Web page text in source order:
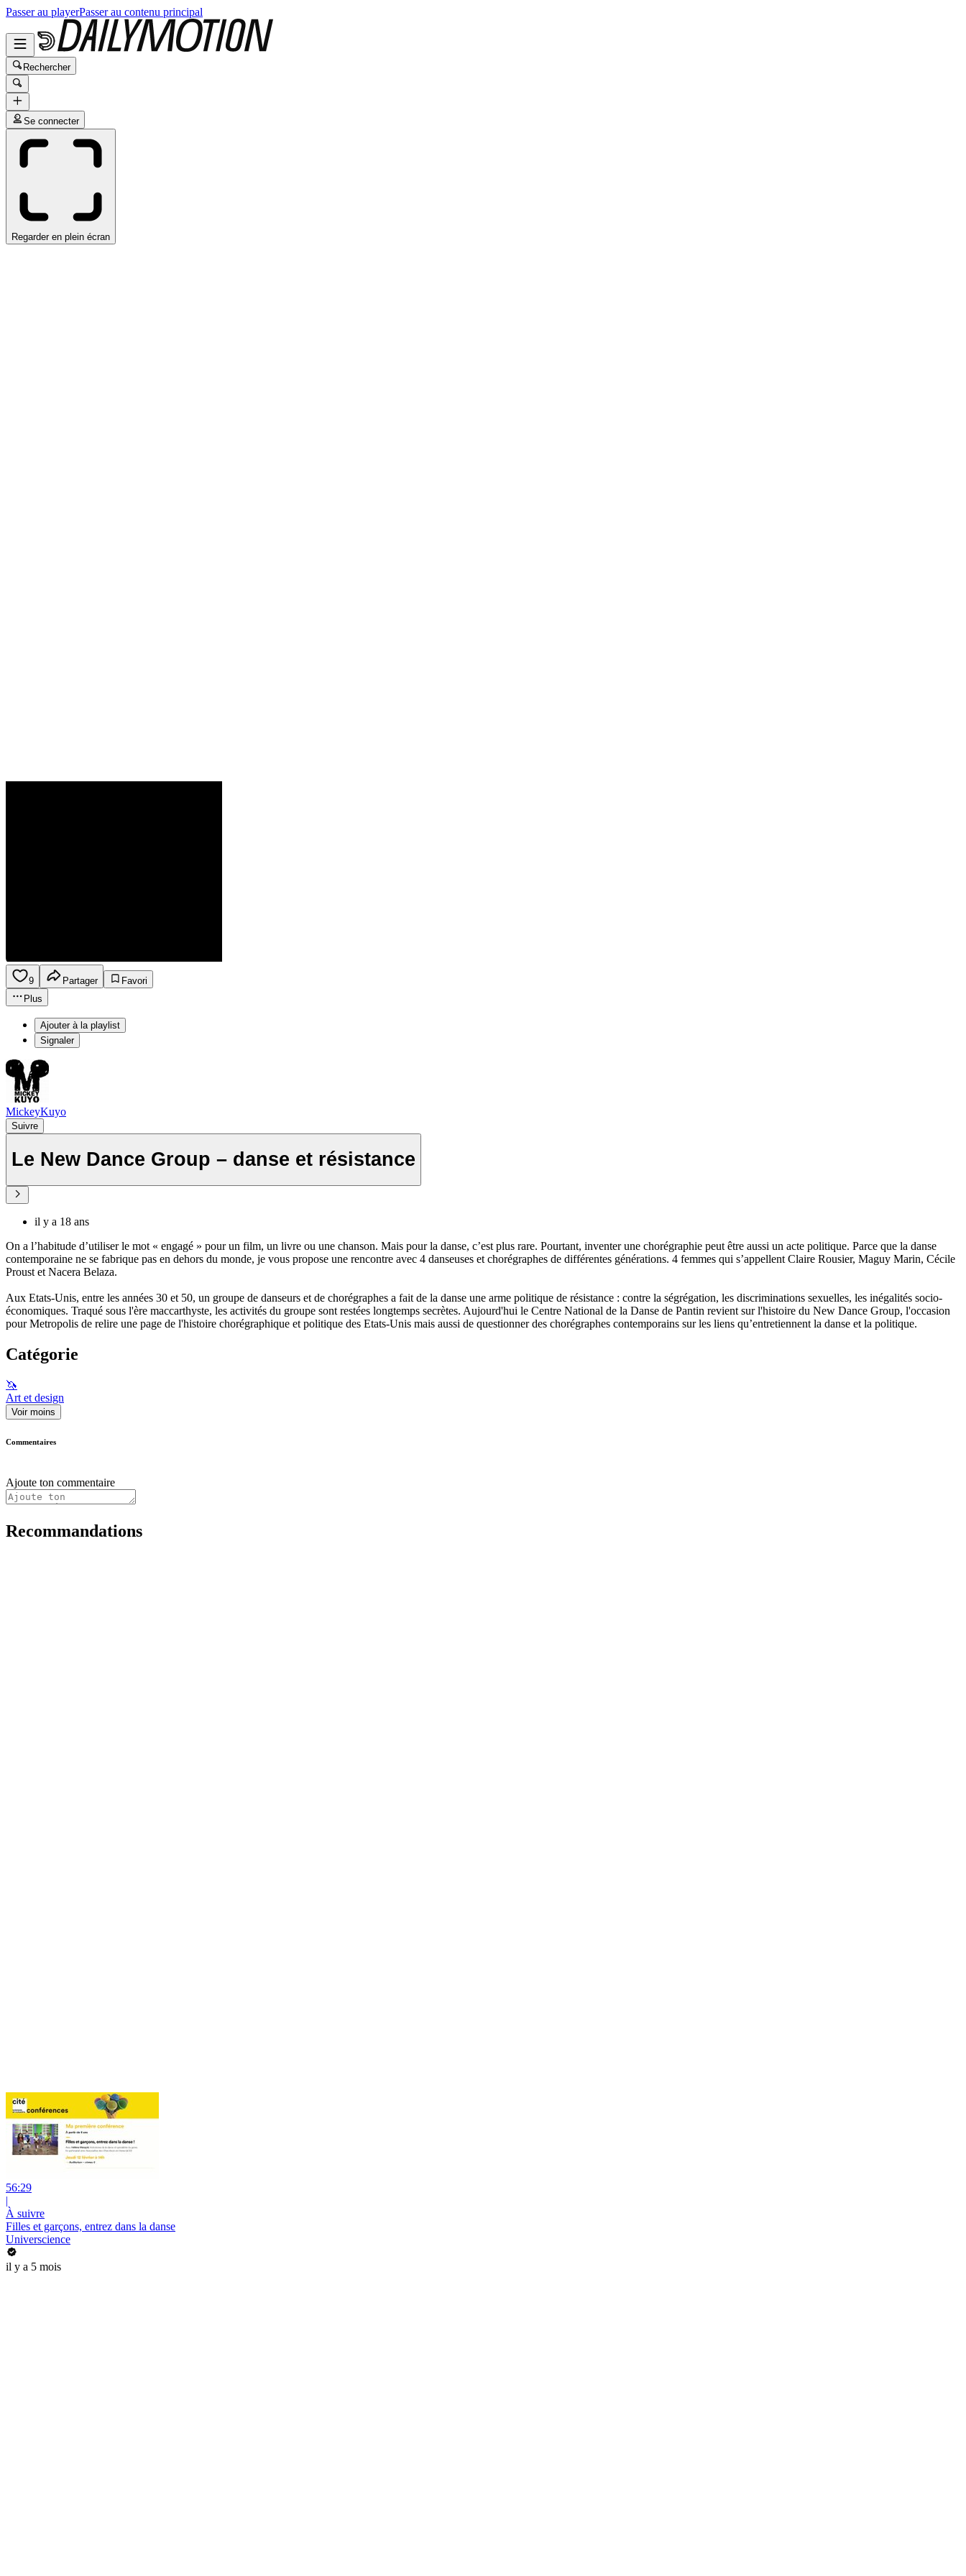
Passer au playerPasser au contenu principal
Rechercher
Se connecter
Regarder en plein écran
9 Partager
Favori
Plus
Ajouter à la playlist
Signaler
MickeyKuyo
Suivre
Le New Dance Group – danse et résistance
il y a 18 ans
On a l’habitude d’utiliser le mot « engagé » pour un film, un livre ou une chanson. Mais pour la danse, c’est plus rare. Pourtant, inventer une chorégraphie peut être aussi un acte politique. Parce que la danse
contemporaine ne se fabrique pas en dehors du monde, je vous propose une rencontre avec 4 danseuses et chorégraphes de différentes générations. 4 femmes qui s’appellent Claire Rousier, Maguy Marin, Cécile
Proust et Nacera Belaza.
Aux Etats-Unis, entre les années 30 et 50, un groupe de danseurs et de chorégraphes a fait de la danse une arme politique de résistance : contre la ségrégation, les discriminations sexuelles, les inégalités socio-
économiques. Traqué sous l'ère maccarthyste, les activités du groupe sont restées longtemps secrètes. Aujourd'hui le Centre National de la Danse de Pantin revient sur l'histoire du New Dance Group, l'occasion
pour Metropolis de relire une page de l'histoire chorégraphique et politique des Etats-Unis mais aussi de questionner des chorégraphes contemporains sur les liens qu’entretiennent la danse et la politique.
Catégorie
🦄
Art et design
Voir moins
Commentaires
Ajoute ton commentaire
Recommandations
56:29
|
À suivre
Filles et garçons, entrez dans la danse
Universcience
il y a 5 mois